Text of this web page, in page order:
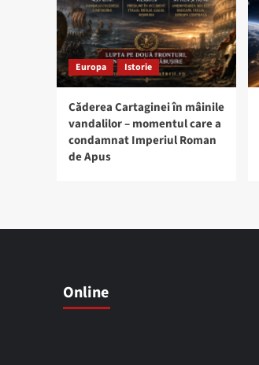
Europa Istorie
Căderea Cartaginei în mâinile
vandalilor – momentul care a
condamnat Imperiul Roman
de Apus
Online